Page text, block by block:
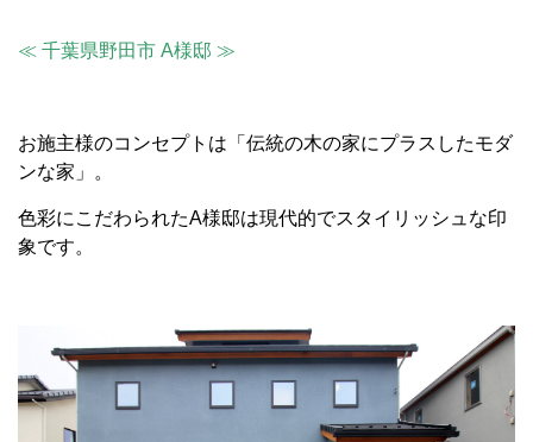
≪ 千葉県野田市 A様邸 ≫
お施主様のコンセプトは「伝統の木の家にプラスしたモダ
ンな家」。
色彩にこだわられたA様邸は現代的でスタイリッシュな印
象です。